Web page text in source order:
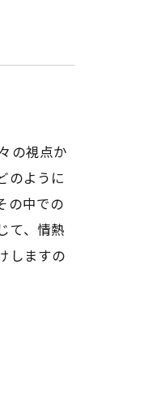
の視点か
のように
の中での
て、情熱
しますの